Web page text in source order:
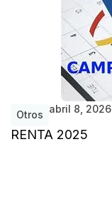
Otros abril 8, 2026
RENTA 2025